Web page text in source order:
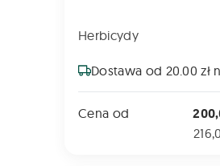
Herbicydy
Dostawa od 20.00 zł
Cena od